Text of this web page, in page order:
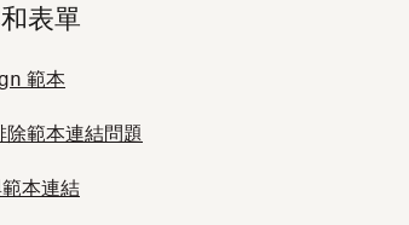
表單
範本
範本連結問題
本連結